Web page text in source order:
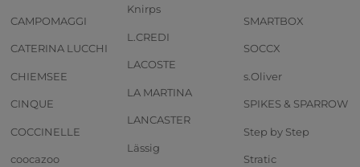
CAMPOMAGGI
CATERINA LUCCHI
CHIEMSEE
CINQUE
COCCINELLE
coocazoo
Knirps
L.CREDI
LACOSTE
LA MARTINA
LANCASTER
Lässig
SMARTBOX
SOCCX
s.Oliver
SPIKES & SPARROW
Step by Step
Stratic